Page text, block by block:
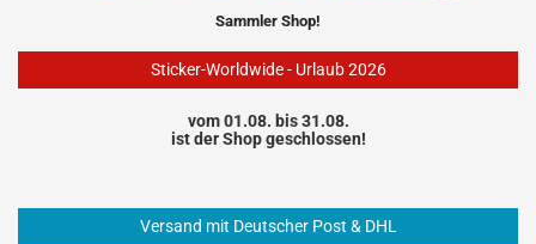
Sammler Shop!
Sticker-Worldwide - Urlaub 2026
vom 01.08. bis 31.08.
ist der Shop geschlossen!
Versand mit Deutscher Post & DHL